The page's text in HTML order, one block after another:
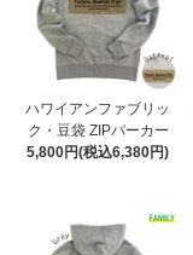
ハワイアンファブリッ
ク・豆袋 ZIPパーカー
5,800円(税込6,380円)